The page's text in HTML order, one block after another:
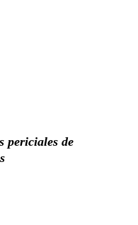
periciales de